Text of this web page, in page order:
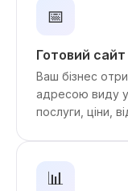
📅
Готовий
Ваш бізнес
адресою виду
послуги, ціни,
📊